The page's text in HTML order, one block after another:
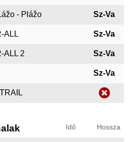
- Plážo Sz-Va
ALL Sz-Va
ALL 2 Sz-Va
Sz-Va
Idő Hossza